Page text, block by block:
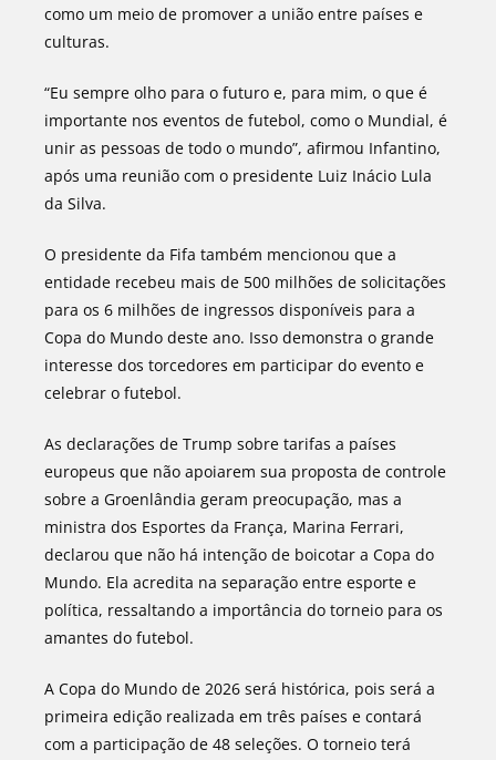
como um meio de promover a união entre países e
culturas.
“Eu sempre olho para o futuro e, para mim, o que é
importante nos eventos de futebol, como o Mundial, é
unir as pessoas de todo o mundo”, afirmou Infantino,
após uma reunião com o presidente Luiz Inácio Lula
da Silva.
O presidente da Fifa também mencionou que a
entidade recebeu mais de 500 milhões de solicitações
para os 6 milhões de ingressos disponíveis para a
Copa do Mundo deste ano. Isso demonstra o grande
interesse dos torcedores em participar do evento e
celebrar o futebol.
As declarações de Trump sobre tarifas a países
europeus que não apoiarem sua proposta de controle
sobre a Groenlândia geram preocupação, mas a
ministra dos Esportes da França, Marina Ferrari,
declarou que não há intenção de boicotar a Copa do
Mundo. Ela acredita na separação entre esporte e
política, ressaltando a importância do torneio para os
amantes do futebol.
A Copa do Mundo de 2026 será histórica, pois será a
primeira edição realizada em três países e contará
com a participação de 48 seleções. O torneio terá